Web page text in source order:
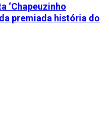
‘Chapeuzinho
premiada história do